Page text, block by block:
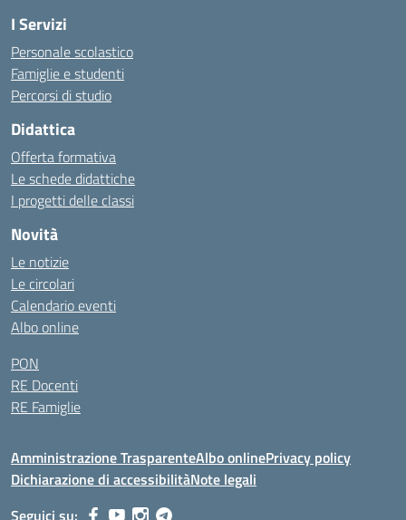
I Servizi
Personale scolastico
Famiglie e studenti
Percorsi di studio
Didattica
Offerta formativa
Le schede didattiche
I progetti delle classi
Novità
Le notizie
Le circolari
Calendario eventi
Albo online
PON
RE Docenti
RE Famiglie
Amministrazione TrasparenteAlbo onlinePrivacy policy
Dichiarazione di accessibilitàNote legali
Seguici su: